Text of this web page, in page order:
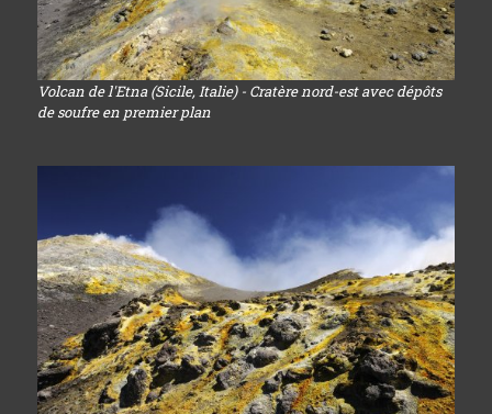
Volcan de l'Etna (Sicile, Italie) - Cratère nord-est avec dépôts
de soufre en premier plan